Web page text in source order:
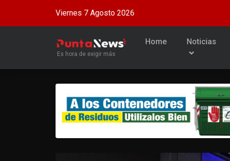
Viernes 7 Agosto 2026
Es hora de exigir más
Home Noticias